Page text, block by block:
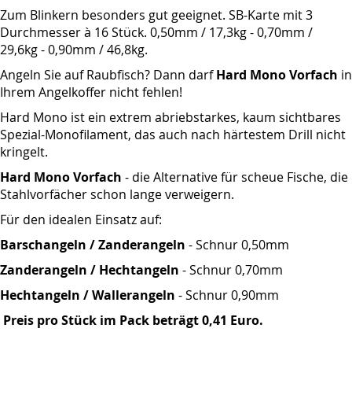
Zum Blinkern besonders gut geeignet. SB-Karte mit 3
Durchmesser à 16 Stück. 0,50mm / 17,3kg - 0,70mm /
29,6kg - 0,90mm / 46,8kg.
Angeln Sie auf Raubfisch? Dann darfHard Mono Vorfach in
Ihrem Angelkoffer nicht fehlen!
Hard Mono ist ein extrem abriebstarkes, kaum sichtbares
Spezial-Monofilament, das auch nach härtestem Drill nicht
kringelt.
Hard Mono Vorfach - die Alternative für scheue Fische, die
Stahlvorfächer schon lange verweigern.
Für den idealen Einsatz auf:
Barschangeln / Zanderangeln - Schnur 0,50mm
Zanderangeln / Hechtangeln - Schnur 0,70mm
Hechtangeln / Wallerangeln - Schnur 0,90mm
Preis pro Stück im Pack beträgt 0,41 Euro.